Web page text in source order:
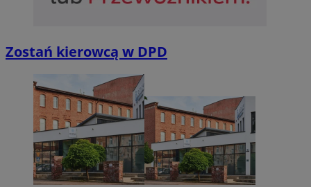
Zostań kierowcą w DPD